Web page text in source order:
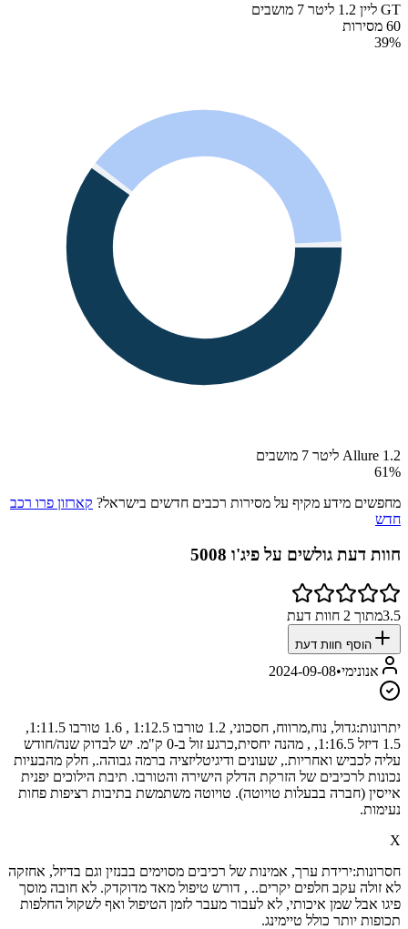
GT ליין 1.2 ליטר 7 מושבים
60 מסירות
39%
Allure 1.2 ליטר 7 מושבים
61%
מחפשים מידע מקיף על מסירות רכבים חדשים בישראל? קארזון פרו רכב
חדש
חוות דעת גולשים על פיג'ו 5008
3.5מתוך 2 חוות דעת
הוסף חוות דעת
אנונימי•
2024-09-08
יתרונות:
גדול, נוח,מרווח, חסכוני, 1.2 טורבו 1:12.5 , 1.6 טורבו 1:11.5,
1.5 דיזל 1:16.5, , מהנה יחסית,כרגע זול ב-0 ק"מ. יש לבדוק שנה/חודש
עליה לכביש ואחריות., שעונים ודיגיטליזציה ברמה גבוהה., חלק מהבעיות
נכונות לרכיבים של הזרקת הדלק הישירה והטורבו. תיבת הילוכים יפנית
אייסין (חברה בבעלות טויוטה). טויוטה משתמשת בתיבות רציפות פחות
נעימות.
X
חסרונות:ירידת ערך, אמינות של רכיבים מסוימים בבנזין וגם בדיזל, אחזקה
לא זולה עקב חלפים יקרים.. , דורש טיפול מאד מדוקדק. לא חובה מוסך
פיגו אבל שמן איכותי, לא לעבור מעבר לזמן הטיפול ואף לשקול החלפות
תכופות יותר כולל טיימינג.